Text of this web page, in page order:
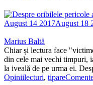
August 14 2017August 18
Marius Baltă
Chiar și lectura face
din cele mai vechi timpuri,
la iveală de pe urma ei.
Opiniilecturi, tipare